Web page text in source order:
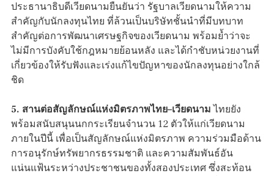
ประธานาธิบดีเวียดนามยืนยันว่า รัฐบาลเวียดนามให้ความ
สำคัญกับนักลงทุนไทย ที่ล้วนเป็นบริษัทชั้นนำที่มีบทบาท
สำคัญต่อการพัฒนาเศรษฐกิจของเวียดนาม พร้อมย้ำว่าจะ
ไม่มีการบังคับใช้กฎหมายย้อนหลัง และได้กำชับหน่วยงานที่
เกี่ยวข้องให้รับฟังและเร่งแก้ไขปัญหาของนักลงทุนอย่างใกล้
ชิด
5. สานต่อสัญลักษณ์แห่งมิตรภาพไทย–เวียดนามไทยยัง
พร้อมสนับสนุนนกกระเรียนจำนวน 12 ตัวให้แก่เวียดนาม
ภายในปีนี้ เพื่อเป็นสัญลักษณ์แห่งมิตรภาพ ความร่วมมือด้าน
การอนุรักษ์ทรัพยากรธรรมชาติ และความสัมพันธ์อัน
แน่นแฟ้นระหว่างประชาชนของทั้งสองประเทศ ซึ่งสะท้อน